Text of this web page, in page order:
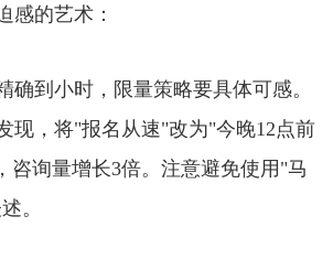
的艺术：
到小时，限量策略要具体可感。
现，将"报名从速"改为"今晚12点前
咨询量增长3倍。注意避免使用"马
。